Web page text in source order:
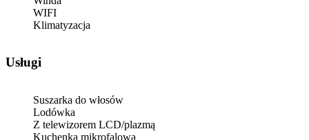
WIFI
Klimatyzacja
Usługi
Suszarka do włosów
Lodówka
Z telewizorem LCD/plazmą
Kuchenka mikrofalowa